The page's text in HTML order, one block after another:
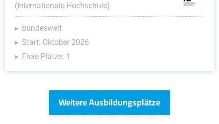
(Internationale Hochschule)
bundesweit
Start: Oktober 2026
Freie Plätze: 1
Weitere Ausbildungsplätze